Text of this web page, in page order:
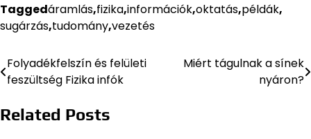
Taggedáramlás,fizika,információk,oktatás,példák,
sugárzás,tudomány,vezetés
Bejegyzés
navigáció
Folyadékfelszín és felületi
feszültség Fizika infók
Miért tágulnak a sínek
nyáron?
Related Posts